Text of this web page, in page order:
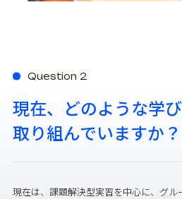
Question 2
現在、どのような学
取り組んでいますか？
現在は、課題解決型実習を中心に、グル